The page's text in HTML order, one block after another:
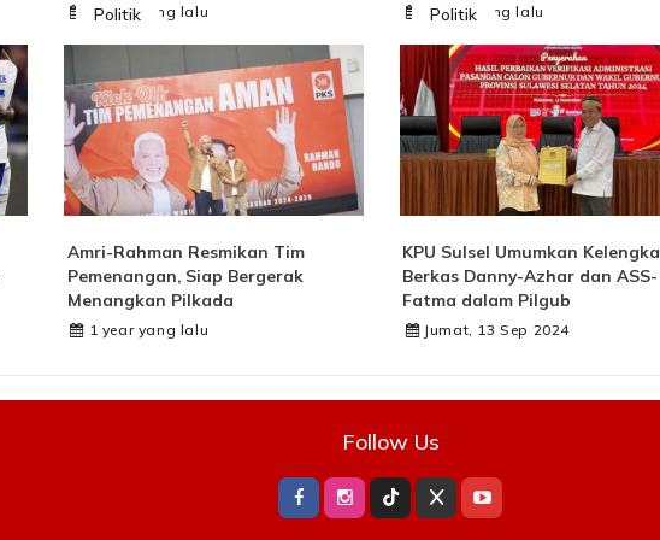
1 year yang lalu 1 year yang lalu
Politik
Amri-Rahman Resmikan Tim
Pemenangan, Siap Bergerak
Menangkan Pilkada
1 year yang lalu
Politik
KPU Sulsel Umumkan
Berkas Danny-Azhar dan ASS-
Fatma dalam Pilgub
Jumat, 13 Sep 2024
Follow Us